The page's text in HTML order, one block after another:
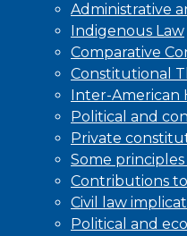
Administrative
Indigenous Law
Comparative
Constitutional
Inter-American
Political and
Private
Some
Contributions
Civil law
Political and